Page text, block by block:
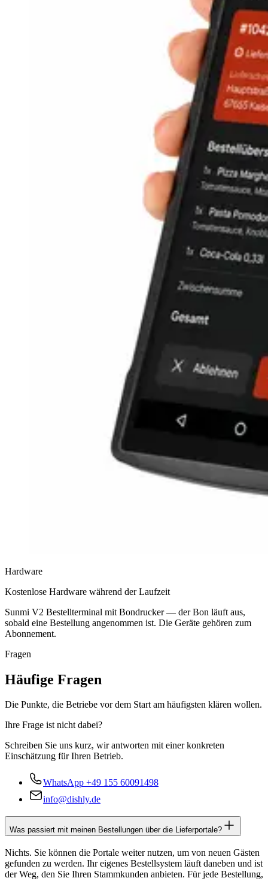
Hardware
Kostenlose Hardware während der Laufzeit
Sunmi V2 Bestellterminal mit Bondrucker — der Bon läuft aus,
sobald eine Bestellung angenommen ist. Die Geräte gehören zum
Abonnement.
Fragen
Häufige Fragen
Die Punkte, die Betriebe vor dem Start am häufigsten klären wollen.
Ihre Frage ist nicht dabei?
Schreiben Sie uns kurz, wir antworten mit einer konkreten
Einschätzung für Ihren Betrieb.
WhatsApp +49 155 60091498
info@dishly.de
Was passiert mit meinen Bestellungen über die Lieferportale?
Nichts. Sie können die Portale weiter nutzen, um von neuen Gästen
gefunden zu werden. Ihr eigenes Bestellsystem läuft daneben und ist
der Weg, den Sie Ihren Stammkunden anbieten. Für jede Bestellung,